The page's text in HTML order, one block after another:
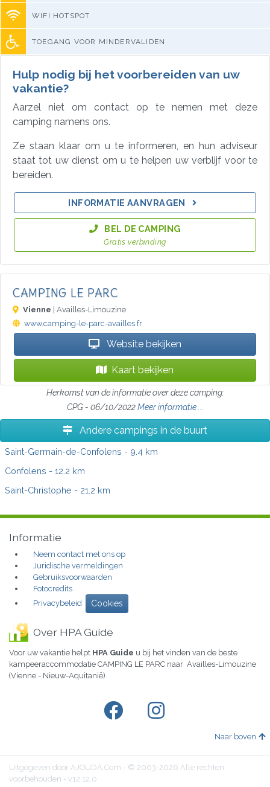
WIFI HOTSPOT
TOEGANG VOOR MINDERVALIDEN
Hulp nodig bij het voorbereiden van uw
vakantie?
Aarzel niet om contact op te nemen met deze
camping namens ons.
Ze staan klaar om u te informeren, en hun adviseur
staat tot uw dienst om u te helpen uw verblijf voor te
bereiden.
INFORMATIE AANVRAGEN
BEL DE CAMPING
Gratis verbinding
CAMPING LE PARC
Vienne | Availles-Limouzine
www.camping-le-parc-availles.fr
Website bekijken
Kaart bekijken
Herkomst van de informatie over deze camping:
CPG - 06/10/2022Meer informatie ...
Andere campings in de buurt
Saint-Germain-de-Confolens - 9.4 km
Confolens - 12.2 km
Saint-Christophe - 21.2 km
Informatie
Neem contact met ons op
Juridische vermeldingen
Gebruiksvoorwaarden
Fotocredits
Privacybeleid
Cookies
Over HPA Guide
Voor uw vakantie helpt HPA Guide u bij het vinden van de beste
kampeeraccommodatie CAMPING LE PARC naar Availles-Limouzine
(Vienne - Nieuw-Aquitanië)
Naar boven
Uitgegeven door AJOUDA.Com - © 2003-2026 Alle rechten
voorbehouden - v12.12.0